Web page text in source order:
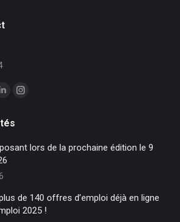
LinkedIn
opens
in
new
window
Instagram
in lors de la prochaine édition le 9
de 140 offres d’emploi déjà en ligne
2025 !